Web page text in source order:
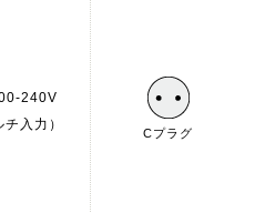
240V
チ入力）
Cプラグ